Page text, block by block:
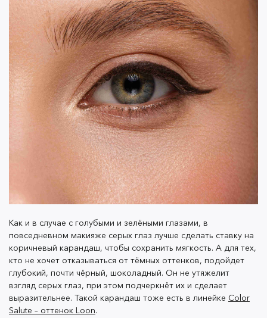
Мы рассказали, какие оттенки карандаша подходят
для разного цвета глаз, теперь выбор за вами. И
ограничивается он только вашей фантазией! Не
бойтесь пробовать новое, вносите разнообразие в
повседневный макияж, и результат превзойдёт все
ожидания. А необходимые для таких экспериментов
средства можно найти внашем каталоге.
ОТКРЫТЬ МАТЕРИАЛ >
Как и в случае с голубыми и зелёными глазами, в
повседневном макияже серых глаз лучше сделать ставку на
коричневый карандаш, чтобы сохранить мягкость. А для тех,
кто не хочет отказываться от тёмных оттенков, подойдет
глубокий, почти чёрный, шоколадный. Он не утяжелит
взгляд серых глаз, при этом подчеркнёт их и сделает
выразительнее. Такой карандаш тоже есть в линейке Color
Salute – оттенок Loon.